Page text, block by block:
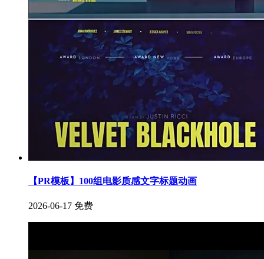
【PR模板】100组电影质感文字标题动画
2026-06-17 免费